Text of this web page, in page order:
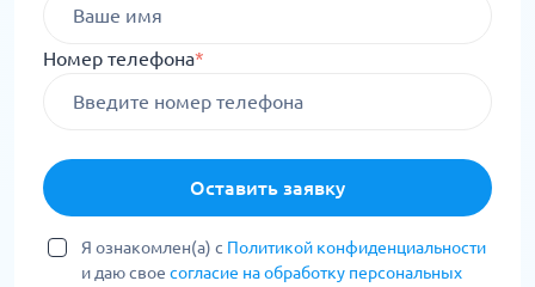
Номер телефона*
Оставить заявку
Я ознакомлен(а) с Политикой конфиденциальности
и даю свое согласие на обработку персональных